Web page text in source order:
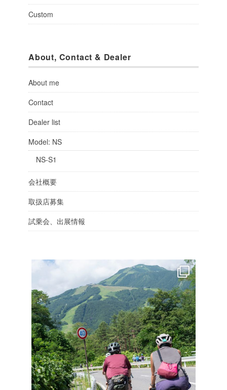
Custom
About, Contact & Dealer
About me
Contact
Dealer list
Model: NS
NS-S1
会社概要
取扱店募集
試乗会、出展情報